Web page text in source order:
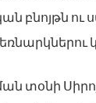
բնոյթն
տօնի